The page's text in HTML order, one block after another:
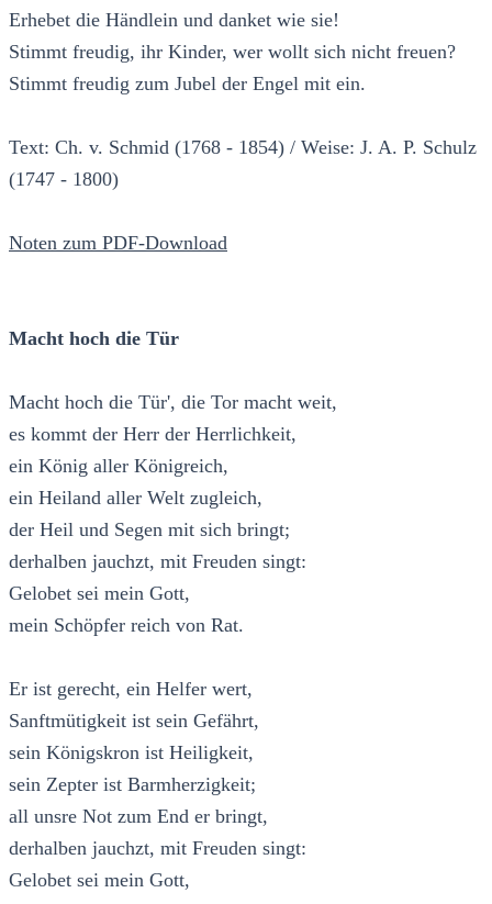
Erhebet die Händlein und danket wie sie!
Stimmt freudig, ihr Kinder, wer wollt sich nicht freuen?
Stimmt freudig zum Jubel der Engel mit ein.
Text: Ch. v. Schmid (1768 - 1854) / Weise: J. A. P. Schulz
(1747 - 1800)
Noten zum PDF-Download
Macht hoch die Tür
Macht hoch die Tür', die Tor macht weit,
es kommt der Herr der Herrlichkeit,
ein König aller Königreich,
ein Heiland aller Welt zugleich,
der Heil und Segen mit sich bringt;
derhalben jauchzt, mit Freuden singt:
Gelobet sei mein Gott,
mein Schöpfer reich von Rat.
Er ist gerecht, ein Helfer wert,
Sanftmütigkeit ist sein Gefährt,
sein Königskron ist Heiligkeit,
sein Zepter ist Barmherzigkeit;
all unsre Not zum End er bringt,
derhalben jauchzt, mit Freuden singt:
Gelobet sei mein Gott,